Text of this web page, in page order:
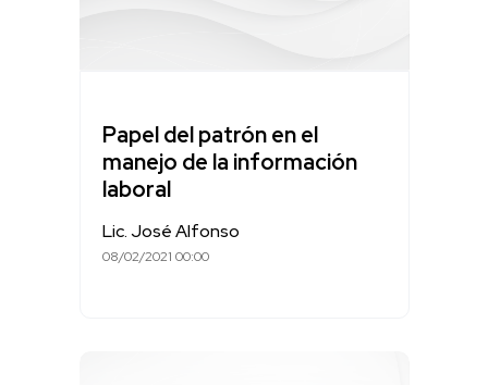
Papel del patrón en el
manejo de la información
laboral
Lic. José Alfonso
08/02/2021 00:00